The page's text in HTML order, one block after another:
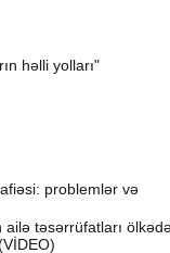
həlli yolları"
problemlər və
ailə təsərrüfatları